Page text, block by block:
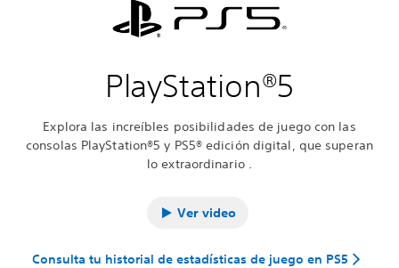
PlayStation®5
Explora las increíbles posibilidades de juego con las
consolas PlayStation®5 y PS5® edición digital, que superan
lo extraordinario .
Ver video
Consulta tu historial de estadísticas de juego en PS5